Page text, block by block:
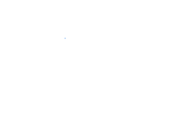
Sākt jau šodien